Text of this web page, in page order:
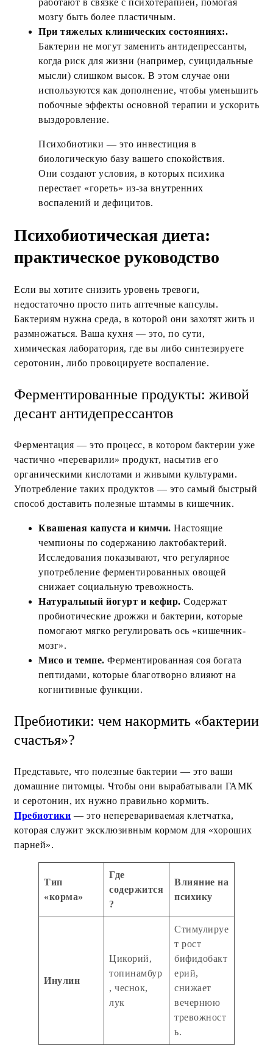
мозгу быть более пластичным.
При тяжелых клинических состояниях:.
Бактерии не могут заменить антидепрессанты,
когда риск для жизни (например, суицидальные
мысли) слишком высок. В этом случае они
используются как дополнение, чтобы уменьшить
побочные эффекты основной терапии и ускорить
выздоровление.
Психобиотики — это инвестиция в
биологическую базу вашего спокойствия.
Они создают условия, в которых психика
перестает «гореть» из-за внутренних
воспалений и дефицитов.
Психобиотическая диета:
практическое руководство
Если вы хотите снизить уровень тревоги,
недостаточно просто пить аптечные капсулы.
Бактериям нужна среда, в которой они захотят жить и
размножаться. Ваша кухня — это, по сути,
химическая лаборатория, где вы либо синтезируете
серотонин, либо провоцируете воспаление.
Ферментированные продукты: живой
десант антидепрессантов
Ферментация — это процесс, в котором бактерии уже
частично «переварили» продукт, насытив его
органическими кислотами и живыми культурами.
Употребление таких продуктов — это самый быстрый
способ доставить полезные штаммы в кишечник.
Квашеная капуста и кимчи. Настоящие
чемпионы по содержанию лактобактерий.
Исследования показывают, что регулярное
употребление ферментированных овощей
снижает социальную тревожность.
Натуральный йогурт и кефир. Содержат
пробиотические дрожжи и бактерии, которые
помогают мягко регулировать ось «кишечник-
мозг».
Мисо и темпе. Ферментированная соя богата
пептидами, которые благотворно влияют на
когнитивные функции.
Пребиотики: чем накормить «бактерии
счастья»?
Представьте, что полезные бактерии — это ваши
домашние питомцы. Чтобы они вырабатывали ГАМК
и серотонин, их нужно правильно кормить.
Пребиотики — это неперевариваемая клетчатка,
которая служит эксклюзивным кормом для «хороших
парней».
Тип
«корма»
Где
содержится
?
Влияние на
психику
Инулин
Цикорий,
топинамбур
, чеснок,
лук
Стимулируе
т рост
бифидобакт
ерий,
снижает
вечернюю
тревожност
ь.